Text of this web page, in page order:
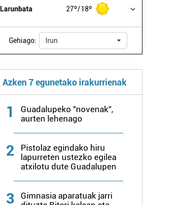
Larunbata 27º 18º
Gehiago: Irun
Azken 7 egunetako irakurrienak
1
Guadalupeko "novenak",
aurten lehenago
2
Pistolaz egindako hiru
lapurreten ustezko egilea
atxilotu dute Guadalupen
3
Gimnasia aparatuak jarri